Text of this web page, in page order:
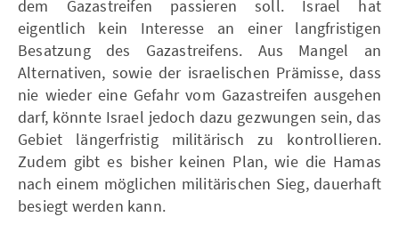
dem Gazastreifen passieren soll. Israel hat
eigentlich kein Interesse an einer langfristigen
Besatzung des Gazastreifens. Aus Mangel an
Alternativen, sowie der israelischen Prämisse, dass
nie wieder eine Gefahr vom Gazastreifen ausgehen
darf, könnte Israel jedoch dazu gezwungen sein, das
Gebiet längerfristig militärisch zu kontrollieren.
Zudem gibt es bisher keinen Plan, wie die Hamas
nach einem möglichen militärischen Sieg, dauerhaft
besiegt werden kann.